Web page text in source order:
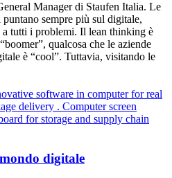
Manager di Staufen Italia. Le
sempre più sul digitale,
a tutti i problemi. Il lean thinking è
qualcosa che le aziende
è “cool”. Tuttavia, visitando le
digitale